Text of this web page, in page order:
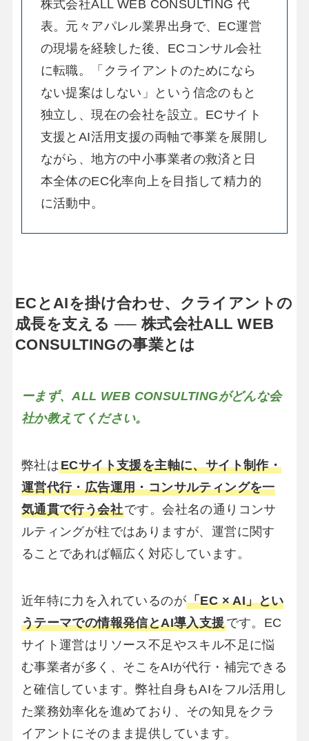
株式会社ALL WEB CONSULTING 代
表。元々アパレル業界出身で、EC運営
の現場を経験した後、ECコンサル会社
に転職。「クライアントのためになら
ない提案はしない」という信念のもと
独立し、現在の会社を設立。ECサイト
支援とAI活用支援の両軸で事業を展開し
ながら、地方の中小事業者の救済と日
本全体のEC化率向上を目指して精力的
に活動中。
ECとAIを掛け合わせ、クライアントの
成長を支える ── 株式会社ALL WEB
CONSULTINGの事業とは
ーまず、ALL WEB CONSULTINGがどんな会
社か教えてください。
弊社はECサイト支援を主軸に、サイト制作・
運営代行・広告運用・コンサルティングを一
気通貫で行う会社です。会社名の通りコンサ
ルティングが柱ではありますが、運営に関す
ることであれば幅広く対応しています。
近年特に力を入れているのが「EC × AI」とい
うテーマでの情報発信とAI導入支援です。EC
サイト運営はリソース不足やスキル不足に悩
む事業者が多く、そこをAIが代行・補完できる
と確信しています。弊社自身もAIをフル活用し
た業務効率化を進めており、その知見をクラ
イアントにそのまま提供しています。